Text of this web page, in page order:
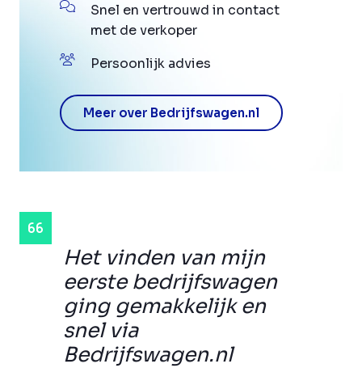
Het vinden van mijn
eerste bedrijfswagen
ging gemakkelijk en
snel via
Bedrijfswagen.nl
Snel en vertrouwd in contact
met de verkoper
Persoonlijk advies
Meer over Bedrijfswagen.nl